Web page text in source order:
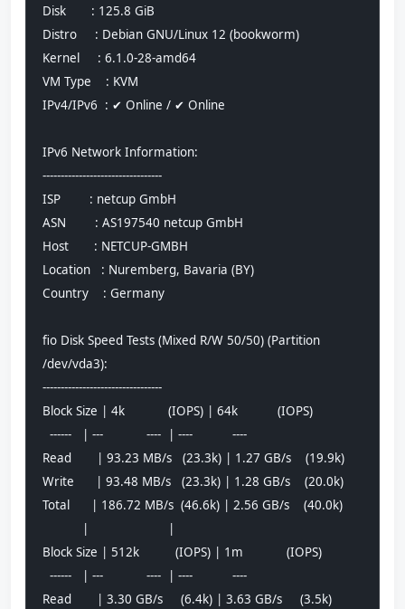
Disk       : 125.8 GiB
Distro     : Debian GNU/Linux 12 (bookworm)
Kernel     : 6.1.0-28-amd64
VM Type    : KVM
IPv4/IPv6  : ✔ Online / ✔ Online
IPv6 Network Information:
---------------------------------
ISP        : netcup GmbH
ASN        : AS197540 netcup GmbH
Host       : NETCUP-GMBH
Location   : Nuremberg, Bavaria (BY)
Country    : Germany
fio Disk Speed Tests (Mixed R/W 50/50) (Partition
/dev/vda3):
---------------------------------
Block Size | 4k            (IOPS) | 64k           (IOPS)
  ------   | ---            ----  | ----           ----
Read       | 93.23 MB/s   (23.3k) | 1.27 GB/s    (19.9k)
Write      | 93.48 MB/s   (23.3k) | 1.28 GB/s    (20.0k)
Total      | 186.72 MB/s  (46.6k) | 2.56 GB/s    (40.0k)
           |                      |
Block Size | 512k          (IOPS) | 1m            (IOPS)
  ------   | ---            ----  | ----           ----
Read       | 3.30 GB/s     (6.4k) | 3.63 GB/s     (3.5k)